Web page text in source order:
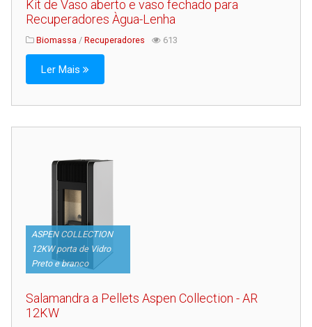
Serviços
Assistência Técnica
Gabinete de Engenharia
Novidades
Contactos
Kit de Vaso aberto e vaso fechado para
Recuperadores Àgua-Lenha
Biomassa / Recuperadores 613
Ler Mais
ASPEN COLLECTION
12KW porta de Vidro
Preto e branco
Salamandra a Pellets Aspen Collection - AR
12KW